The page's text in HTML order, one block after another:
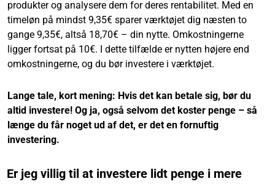
produkter og analysere dem for deres rentabilitet. Med en
timeløn på mindst 9,35€ sparer værktøjet dig næsten to
gange 9,35€, altså 18,70€ – din nytte. Omkostningerne
ligger fortsat på 10€. I dette tilfælde er nytten højere end
omkostningerne, og du bør investere i værktøjet.
Lange tale, kort mening: Hvis det kan betale sig, bør du
altid investere! Og ja, også selvom det koster penge – så
længe du får noget ud af det, er det en fornuftig
investering.
Er jeg villig til at investere lidt penge i mere